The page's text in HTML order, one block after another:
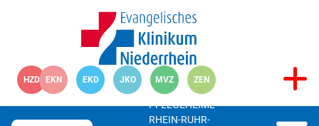
HZD EKN EKD JKO MVZ ZEN
PFLEGEHEIME
RHEIN-RUHR-